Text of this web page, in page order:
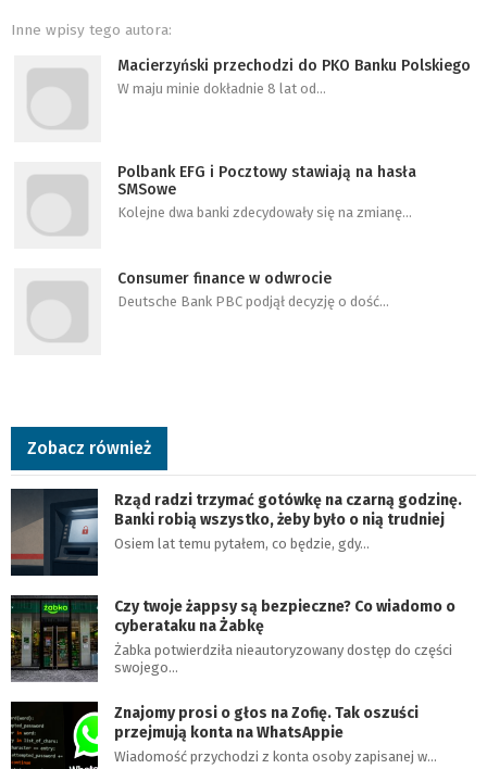
Inne wpisy tego autora:
Macierzyński przechodzi do PKO Banku Polskiego
W maju minie dokładnie 8 lat od…
Polbank EFG i Pocztowy stawiają na hasła
SMSowe
Kolejne dwa banki zdecydowały się na zmianę…
Consumer finance w odwrocie
Deutsche Bank PBC podjął decyzję o dość…
Zobacz również
Rząd radzi trzymać gotówkę na czarną godzinę.
Banki robią wszystko, żeby było o nią trudniej
Osiem lat temu pytałem, co będzie, gdy…
Czy twoje żappsy są bezpieczne? Co wiadomo o
cyberataku na Żabkę
Żabka potwierdziła nieautoryzowany dostęp do części
swojego…
Znajomy prosi o głos na Zofię. Tak oszuści
przejmują konta na WhatsAppie
Wiadomość przychodzi z konta osoby zapisanej w…